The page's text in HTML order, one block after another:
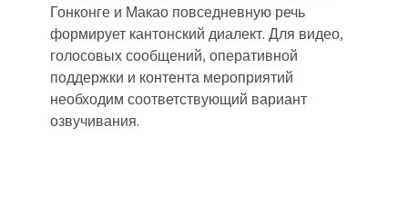
Гонконге и Макао повседневную речь
формирует кантонский диалект. Для видео,
голосовых сообщений, оперативной
поддержки и контента мероприятий
необходим соответствующий вариант
озвучивания.